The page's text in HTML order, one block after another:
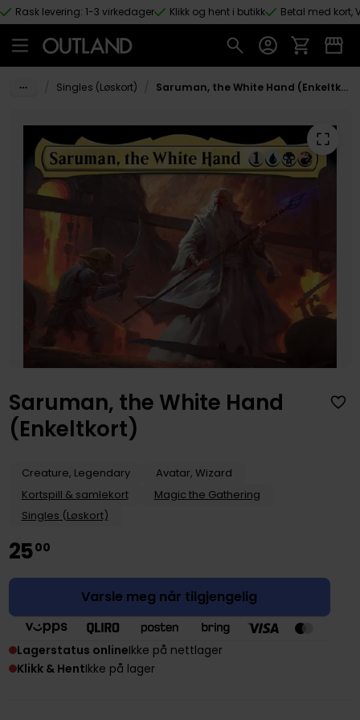
Hopp til hovedinnhold
Rask levering: 1-3 virkedager Klikk og hent i butikk Betal med kort,
Singles (Løskort) Saruman, the White Hand (Enkeltkort)
Saruman, the White Hand
(Enkeltkort)
Creature, Legendary
Avatar, Wizard
Kortspill & samlekort
Magic the Gathering
Singles (Løskort)
2500
Varsle meg når tilgjengelig
Lagerstatus onlineIkke på nettlager
Klikk & HentIkke på lager